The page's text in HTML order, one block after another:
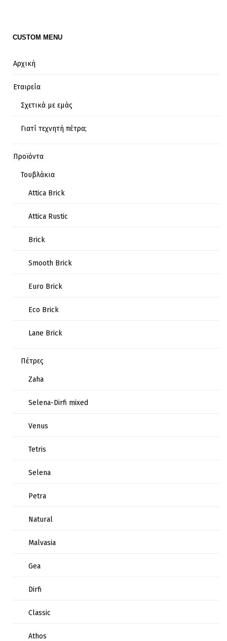
CUSTOM MENU
Αρχική
Εταιρεία
Σχετικά με εμάς
Γιατί τεχνητή πέτρα;
Προϊόντα
Τουβλάκια
Attica Brick
Attica Rustic
Brick
Smooth Brick
Euro Brick
Eco Brick
Lane Brick
Πέτρες
Zaha
Selena-Dirfi mixed
Venus
Tetris
Selena
Petra
Natural
Malvasia
Gea
Dirfi
Classic
Athos